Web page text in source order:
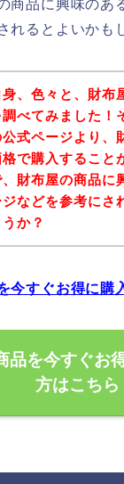
商品に興味のあ
れるとよいかも
、色々と、財布
べてみました！
公式ページより、
で購入すること
財布屋の商品に
などを参考にさ
うか？
今すぐお得に購
品を今すぐお
方はこちら